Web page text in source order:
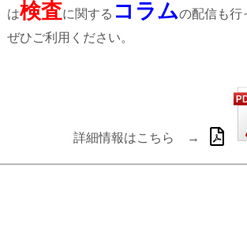
は検査に関する コラムの配信も行
ぜひご利用ください。
詳細情報はこちら →